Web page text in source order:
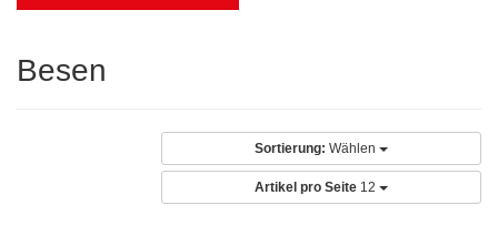
Besen
Sortierung: Wählen
Artikel pro Seite 12